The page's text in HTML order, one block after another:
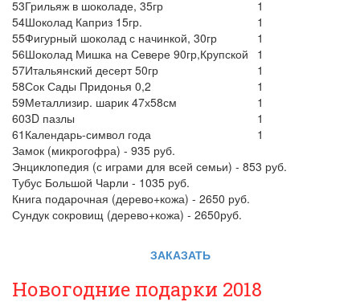
53Грильяж в шоколаде, 35гр
1
54Шоколад Каприз 15гр.
1
55Фигурный шоколад с начинкой, 30гр
1
56Шоколад Мишка на Севере 90гр,Крупской
1
57Итальянский десерт 50гр
1
58Сок Сады Придонья 0,2
1
59Металлизир. шарик 47х58см
1
603D пазлы
1
61 Календарь-символ года
1
Замок (микрогофра) - 935 руб.
Энциклопедия (с играми для всей семьи) - 853 руб.
Тубус Большой Чарли - 1035 руб.
Книга подарочная (дерево+кожа) - 2650 руб.
Сундук сокровищ (дерево+кожа) - 2650руб.
ЗАКАЗАТЬ
Новогодние подарки 2018